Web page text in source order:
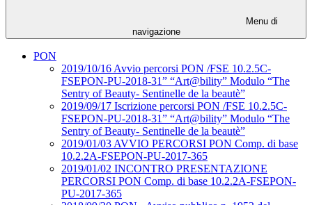
Menu di
navigazione
PON
2019/10/16 Avvio percorsi PON /FSE 10.2.5C-
FSEPON-PU-2018-31” “Art@bility” Modulo “The
Sentry of Beauty- Sentinelle de la beautè”
2019/09/17 Iscrizione percorsi PON /FSE 10.2.5C-
FSEPON-PU-2018-31” “Art@bility” Modulo “The
Sentry of Beauty- Sentinelle de la beautè”
2019/01/03 AVVIO PERCORSI PON Comp. di base
10.2.2A-FSEPON-PU-2017-365
2019/01/02 INCONTRO PRESENTAZIONE
PERCORSI PON Comp. di base 10.2.2A-FSEPON-
PU-2017-365